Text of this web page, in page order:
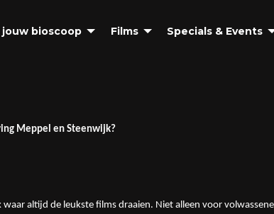
jouw bioscoop Films Specials & Events
Meppel en Steenwijk?
altijd de leukste films draaien. Niet alleen voor